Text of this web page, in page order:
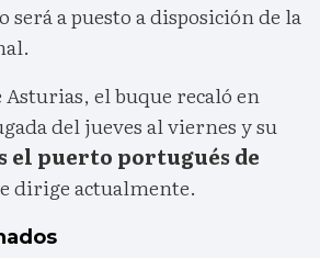
será a puesto a disposición de la
el buque recaló en
del jueves al viernes y su
el puerto portugués de
dirige actualmente.